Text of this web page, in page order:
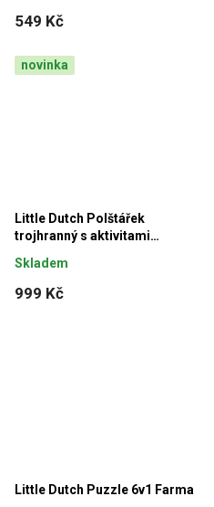
549 Kč
novinka
Little Dutch Polštářek
trojhranný s aktivitami
999 Kč
Skladem
Little Dutch Puzzle 6v1 Farma